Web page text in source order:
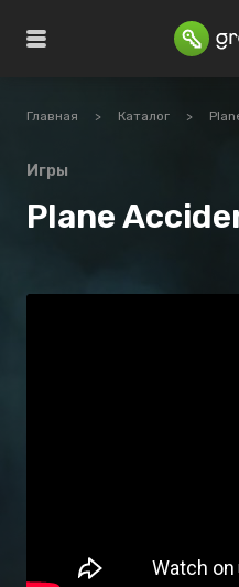
Главная > Каталог >
Игры
Plane